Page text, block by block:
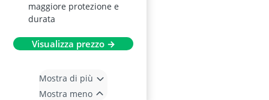
maggiore protezione e
durata
Visualizza prezzo →
Mostra di più
Mostra meno